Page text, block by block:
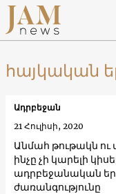
հայկական
Անմահ թութակն ու այն ամենը,
ինչը չի կարելի
ադրբեջանական
ժառանգությունը
Ադրբեջան
21 Հուլիսի, 2020